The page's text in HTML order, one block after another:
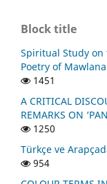
Block title
Spiritual Study
Poetry of
1451
A CRITICAL
REMARKS ON
1250
Türkçe ve
954